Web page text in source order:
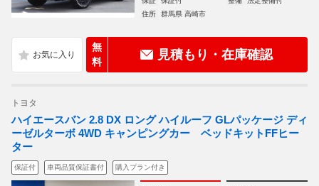
住所
群馬県 高崎市
無
料
見積もり・在庫確認
トヨタ
ハイエースバン 2.8 DX ロング ハイルーフ GLパッケージ ディ
ーゼルターボ 4WD キャンピングカー ベッドキットFFヒー
ター
保証付 車両品質保証書付 購入プラン付き